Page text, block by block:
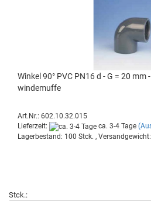
Win­kel 90° PVC PN16 d - G = 20
win­de­muf­fe
Art.Nr.: 602.10.32.015
Lieferzeit:
ca. 3-4 Tage
Lagerbestand: 100 Stck. , Versandgewicht:
Stck.: